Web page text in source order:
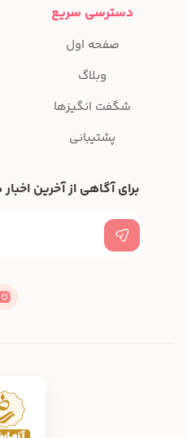
دسترسی سریع
صفحه اول
وبلاگ
شگفت انگیزها
پشتیبانی
برای آگاهی از آخرین